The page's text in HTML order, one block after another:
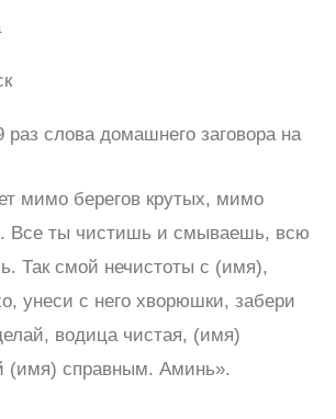
раз слова домашнего заговора на
мимо берегов крутых, мимо
Все ты чистишь и смываешь, всю
Так смой нечистоты с (имя),
унеси с него хворюшки, забери
водица чистая, (имя)
(имя) справным. Аминь».